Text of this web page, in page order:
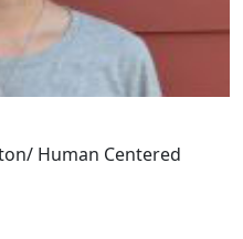
Human Centered